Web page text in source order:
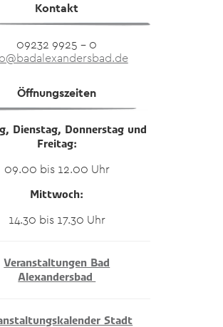
Kontakt
09232 9925 – 0
Öffnungszeiten
Dienstag, Donnerstag und
Freitag:
09.00 bis 12.00 Uhr
Mittwoch:
14.30 bis 17.30 Uhr
Veranstaltungen Bad
Alexandersbad
Stadt